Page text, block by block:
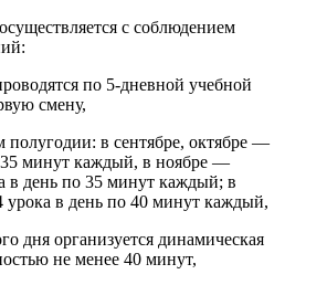
с соблюдением
по 5-дневной учебной
смену,
в сентябре, октябре —
35 минут каждый, в ноябре —
в день по 35 минут каждый; в
в день по 40 минут каждый,
дня организуется динамическая
не менее 40 минут,